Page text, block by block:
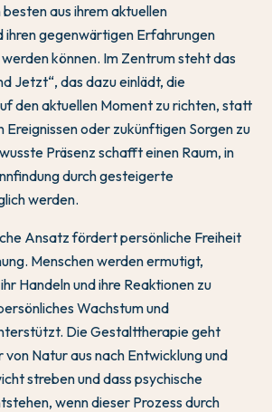
aus ihrem aktuellen
ihren gegenwärtigen Erfahrungen
können. Im Zentrum steht das
Jetzt“, das dazu einlädt, die
den aktuellen Moment zu richten, statt
Ereignissen oder zukünftigen Sorgen zu
Präsenz schafft einen Raum, in
durch gesteigerte
werden.
Ansatz fördert persönliche Freiheit
Menschen werden ermutigt,
Handeln und ihre Reaktionen zu
Wachstum und
Die Gestalttherapie geht
von Natur aus nach Entwicklung und
streben und dass psychische
wenn dieser Prozess durch